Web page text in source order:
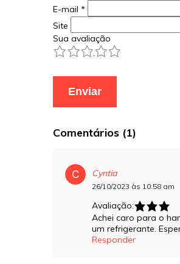
E-mail *
Site
Sua avaliação
5
4
3
2
Comentários (1)
Cyntia
26/10/2023 às 10:58 am
Avaliação:
Achei caro para o
um refrigerante.
Responder